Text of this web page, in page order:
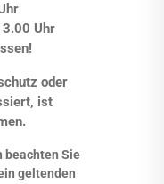
Uhr
oder
ist
beachten Sie
geltenden